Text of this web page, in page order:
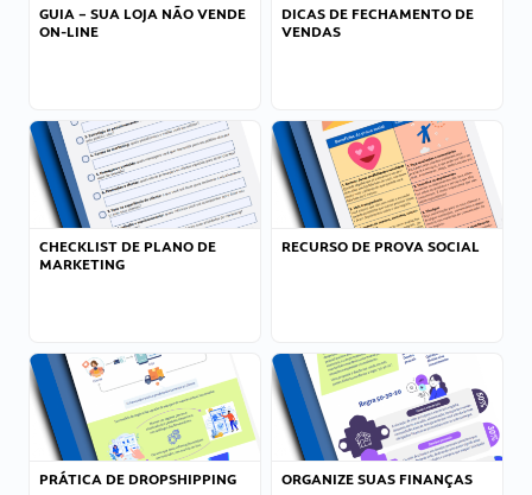
GUIA – SUA LOJA NÃO VENDE
ON-LINE
DICAS DE FECHAMENTO DE
VENDAS
CHECKLIST DE PLANO DE
MARKETING
RECURSO DE PROVA SOCIAL
PRÁTICA DE DROPSHIPPING ORGANIZE SUAS FINANÇAS